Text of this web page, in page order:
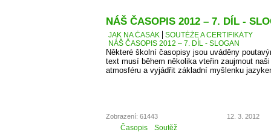
NÁŠ ČASOPIS 2012 – 7. DÍL -
JAK NA ČASÁK
SOUTĚŽE A CERTIFIKÁTY
NÁŠ ČASOPIS 2012 – 7. DÍL - SLOGAN
Některé školní časopisy jsou uváděny
text musí během několika vteřin zaujmout
atmosféru a vyjádřit základní myšlenku
Zobrazení: 61443 12. 3. 2012
Časopis Soutěž